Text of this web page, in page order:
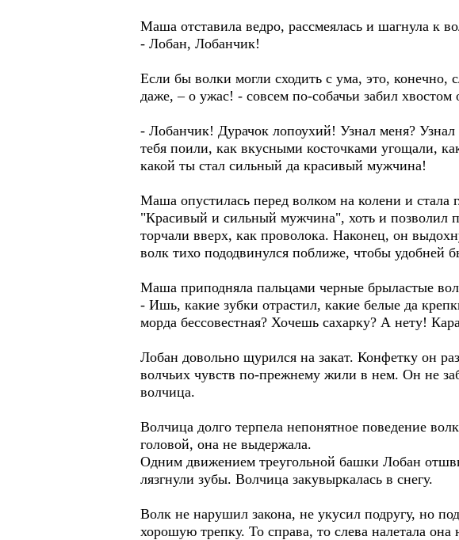
Маша отставила ведро, рассмеялась и шагнула к
- Лобан, Лобанчик!
Если бы волки могли сходить с ума, это,
даже, – о ужас! - совсем по-собачьи забил
- Лобанчик! Дурачок лопоухий! Узнал меня?
тебя поили, как вкусными косточками угощали,
какой ты стал сильный да красивый мужчина!
Маша опустилась перед волком на колени и
"Красивый и сильный мужчина", хоть и позволил
торчали вверх, как проволока. Наконец, он
волк тихо пододвинулся поближе, чтобы удобней
Маша приподняла пальцами черные брыластые
- Ишь, какие зубки отрастил, какие белые да
морда бессовестная? Хочешь сахарку? А нету!
Лобан довольно щурился на закат. Конфетку он
волчьих чувств по-прежнему жили в нем. Он не
волчица.
Волчица долго терпела непонятное поведение
головой, она не выдержала.
Одним движением треугольной башки Лобан
лязгнули зубы. Волчица закувыркалась в снегу.
Волк не нарушил закона, не укусил подругу, но
хорошую трепку. То справа, то слева налетала